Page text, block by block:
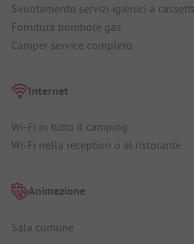
Svuotamento servizi igienici a
Fornitura bombole gas
Camper service completo
Internet
Wi-Fi in tutto il camping
Wi-Fi nella reception o al ristorante
Animazione
Sala comune